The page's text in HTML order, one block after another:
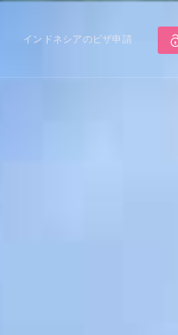
インドネシアのビザ申請